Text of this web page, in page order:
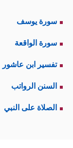
سورة يوسف
سورة الواقعة
تفسير ابن عاشور
السنن الرواتب
الصلاة على النبي